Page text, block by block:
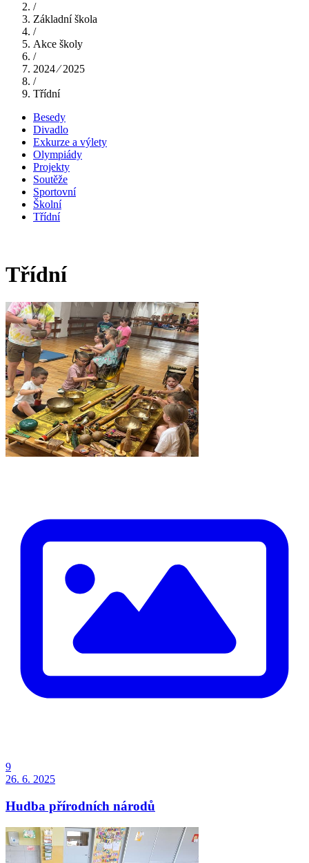
/
Základní škola
/
Akce školy
/
2024 ⁄ 2025
/
Třídní
Besedy
Divadlo
Exkurze a výlety
Olympiády
Projekty
Soutěže
Sportovní
Školní
Třídní
Třídní
9
26. 6. 2025
Hudba přírodních národů